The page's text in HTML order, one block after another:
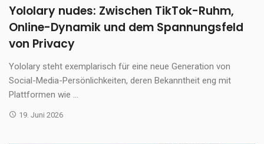
Yololary nudes: Zwischen TikTok-Ruhm,
Online-Dynamik und dem Spannungsfeld
von Privacy
Yololary steht exemplarisch für eine neue Generation von
Social-Media-Persönlichkeiten, deren Bekanntheit eng mit
Plattformen wie ...
19. Juni 2026